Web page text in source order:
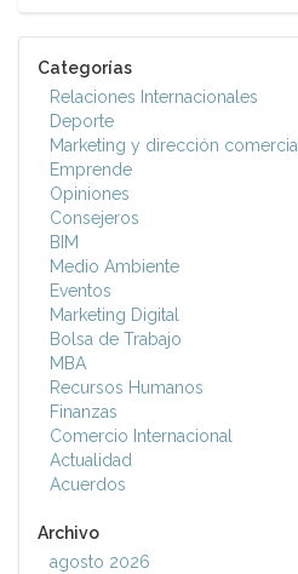
Categorías
Relaciones Internacionales
Deporte
Marketing y dirección comercial
Emprende
Opiniones
Consejeros
BIM
Medio Ambiente
Eventos
Marketing Digital
Bolsa de Trabajo
MBA
Recursos Humanos
Finanzas
Comercio Internacional
Actualidad
Acuerdos
Archivo
agosto 2026